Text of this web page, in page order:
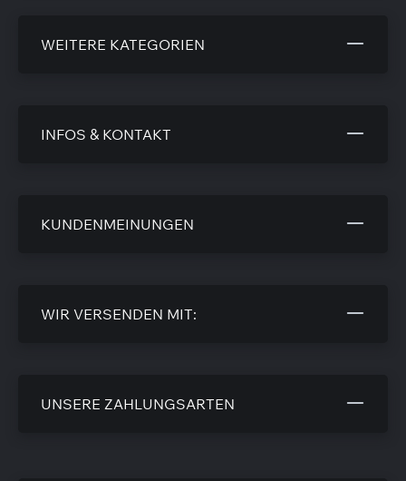
WEITERE KATEGORIEN
INFOS & KONTAKT
KUNDENMEINUNGEN
WIR VERSENDEN MIT:
UNSERE ZAHLUNGSARTEN